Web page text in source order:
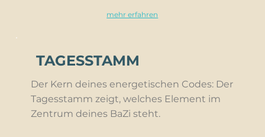
mehr erfahren
TAGESSTAMM
Der Kern deines energetischen Codes: Der
Tagesstamm zeigt, welches Element im
Zentrum deines BaZi steht.